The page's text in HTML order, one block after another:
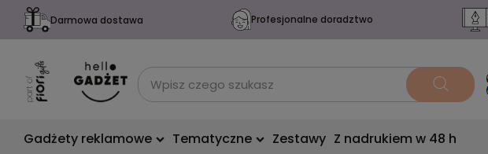
Darmowa dostawa Profesjonalne doradztwo
Gadżety reklamowe Tematyczne Zestawy Z nadrukiem w 48 h